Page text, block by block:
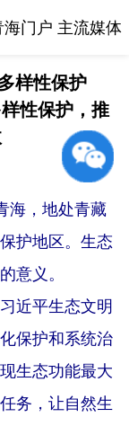
海门户 主流媒体
样性保护
性保护，推
海，地处青藏
护地区。生态
意义。
近平生态文明
保护和系统治
生态功能最大
务，让自然生